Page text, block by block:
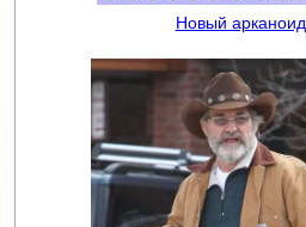
Новый арканоид